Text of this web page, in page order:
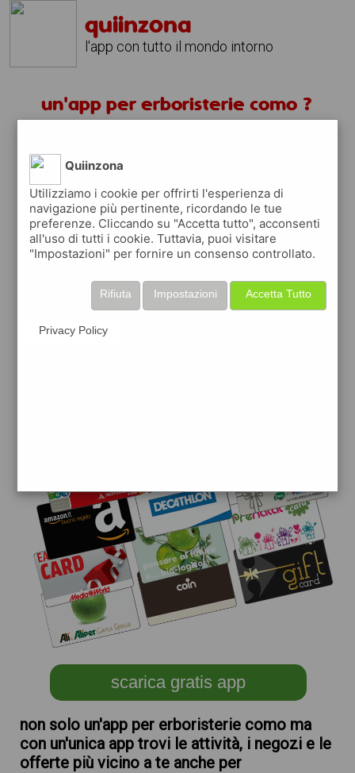
quiinzona
l'app con tutto il mondo intorno
un'app per erboristerie como ?
quiinzona è una app
gratuita
che ti aiuta se cerchi 'un'app per
erboristerie como ?' e che ti premia ogni
volta che la usi
raccogli punti da convertire inbuoni sconto
o gift card
per fare la spesa, fare
scarica gratis app
non solo un'app per erboristerie como ma
con un'unica app trovi le attività, i negozi e le
offerte più vicino a te anche per
Quiinzona
Utilizziamo i cookie per offrirti l'esperienza di
navigazione più pertinente, ricordando le tue
preferenze. Cliccando su "Accetta tutto", acconsenti
all'uso di tutti i cookie. Tuttavia, puoi visitare
"Impostazioni" per fornire un consenso controllato.
Accetta Tutto
Impostazioni
Rifiuta
Privacy Policy